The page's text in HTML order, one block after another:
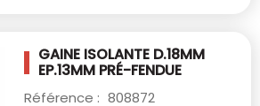
GAINE ISOLANTE D.18MM
EP.13MM PRÉ-FENDUE
Référence : 808872